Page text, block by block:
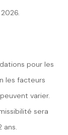
pour les
les facteurs
varier.
sera